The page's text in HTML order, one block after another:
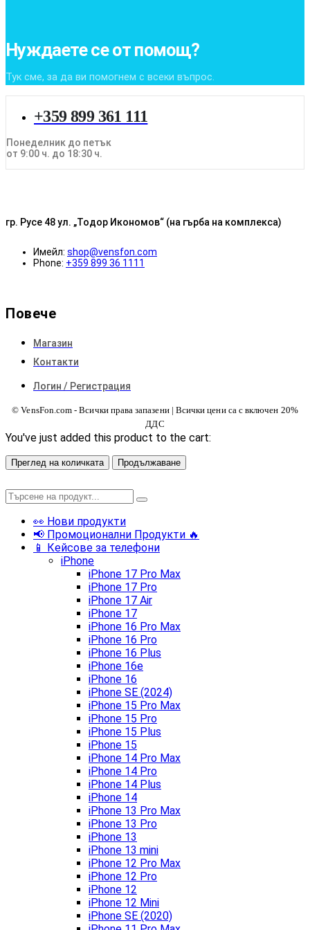
Нуждаете се от помощ?
Тук сме, за да ви помогнем с всеки въпрос.
+359 899 361 111
Понеделник до петък
от 9:00 ч. до 18:30 ч.
гр. Русе 48 ул. „Тодор Икономов“ (на гърба на комплекса)
Имейл: shop@vensfon.com
Phone: +359 899 36 1111
Повече
Магазин
Контакти
Логин / Регистрация
© VensFon.com - Всички права запазени | Всички цени са с включен 20%
ДДС
You've just added this product to the cart:
Преглед на количката Продължаване
👀 Нови продукти
📢 Промоционални Продукти 🔥
📱 Кейсове за телефони
iPhone
iPhone 17 Pro Max
iPhone 17 Pro
iPhone 17 Air
iPhone 17
iPhone 16 Pro Max
iPhone 16 Pro
iPhone 16 Plus
iPhone 16e
iPhone 16
iPhone SE (2024)
iPhone 15 Pro Max
iPhone 15 Pro
iPhone 15 Plus
iPhone 15
iPhone 14 Pro Max
iPhone 14 Pro
iPhone 14 Plus
iPhone 14
iPhone 13 Pro Max
iPhone 13 Pro
iPhone 13
iPhone 13 mini
iPhone 12 Pro Max
iPhone 12 Pro
iPhone 12
iPhone 12 Mini
iPhone SE (2020)